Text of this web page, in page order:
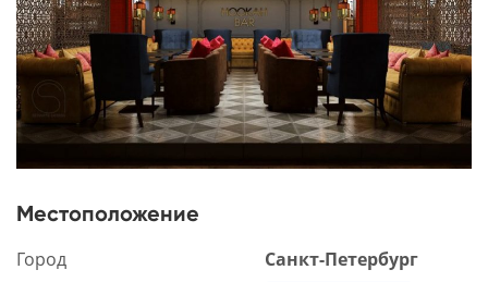
Местоположение
Город
Санкт-Петербург